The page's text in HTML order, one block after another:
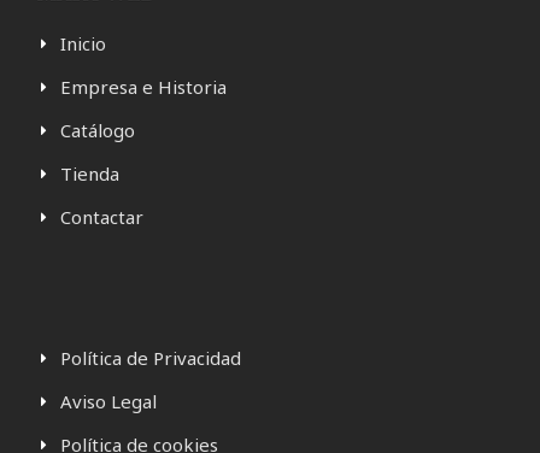
Inicio
Empresa e Historia
Catálogo
Tienda
Contactar
Política de Privacidad
Aviso Legal
Política de cookies